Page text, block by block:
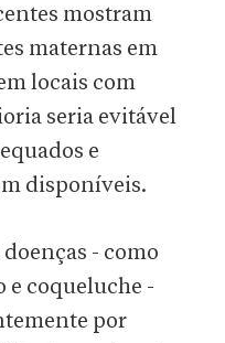
mostram
maternas em
locais com
seria evitável
e
disponíveis.
- como
e coqueluche -
por